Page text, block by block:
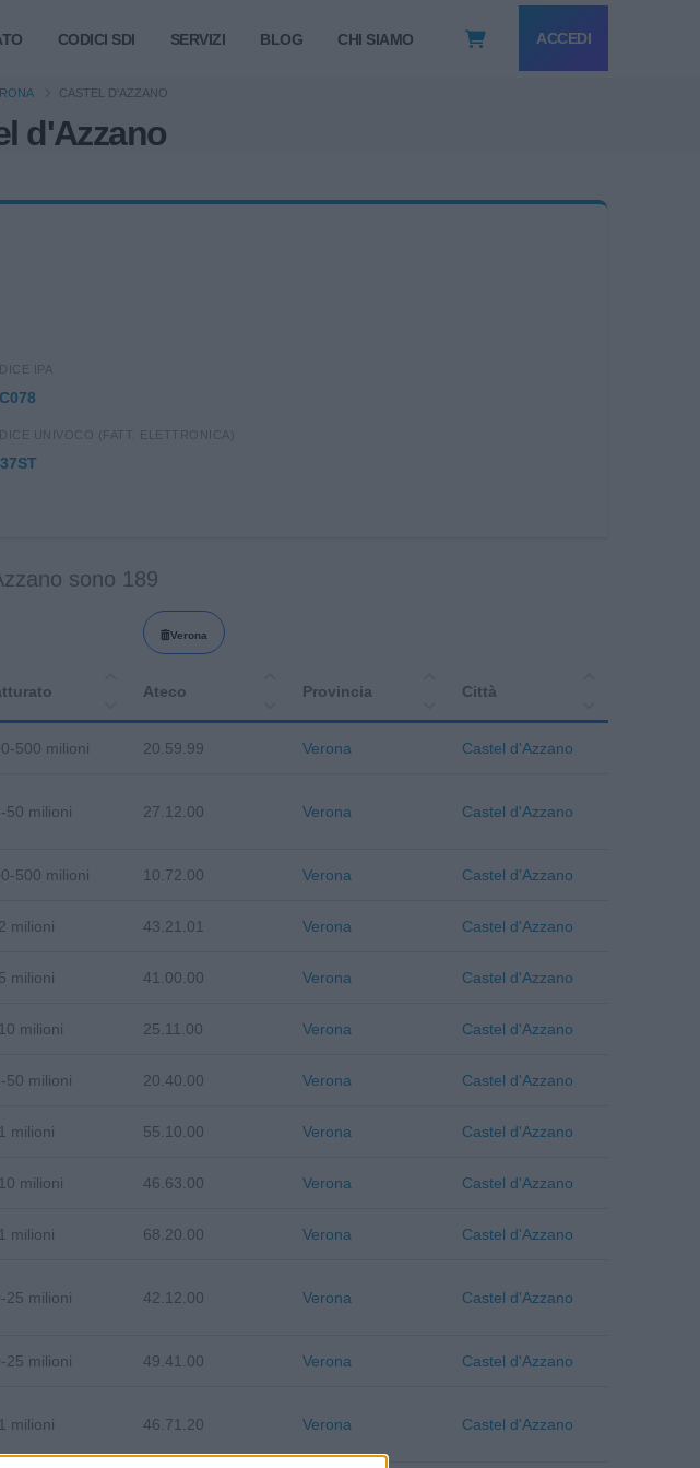
CODICI SDI SERVIZI BLOG CHI SIAMO ACCEDI
d'Azzano
CASTEL D'AZZANO
IPA
UNIVOCO (FATT. ELETTRONICA)
sono 189
Verona
Ateco Provincia Città
500 milioni 20.59.99 Verona Castel d'Azzano
50 milioni 27.12.00 Verona Castel d'Azzano
500 milioni 10.72.00 Verona Castel d'Azzano
milioni 43.21.01 Verona Castel d'Azzano
milioni 41.00.00 Verona Castel d'Azzano
milioni 25.11.00 Verona Castel d'Azzano
50 milioni 20.40.00 Verona Castel d'Azzano
milioni 55.10.00 Verona Castel d'Azzano
milioni 46.63.00 Verona Castel d'Azzano
milioni 68.20.00 Verona Castel d'Azzano
25 milioni 42.12.00 Verona Castel d'Azzano
25 milioni 49.41.00 Verona Castel d'Azzano
milioni 46.71.20 Verona Castel d'Azzano